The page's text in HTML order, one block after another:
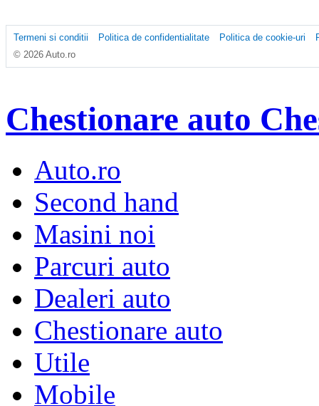
Termeni si conditii Politica de confidentialitate Politica de cookie-uri
© 2026 Auto.ro
Chestionare auto
Auto.ro
Second hand
Masini noi
Parcuri auto
Dealeri auto
Chestionare auto
Utile
Mobile